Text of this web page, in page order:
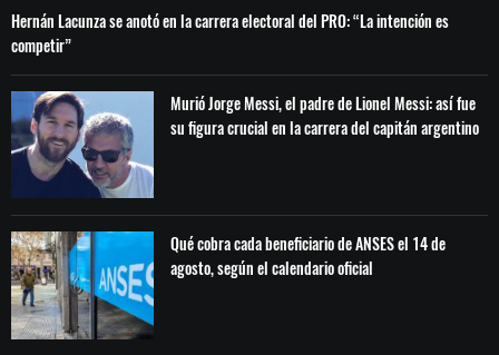
Hernán Lacunza se anotó en la carrera electoral del PRO: “La intención es
competir”
Murió Jorge Messi, el padre de Lionel Messi: así fue
su figura crucial en la carrera del capitán argentino
Qué cobra cada beneficiario de ANSES el 14 de
agosto, según el calendario oficial